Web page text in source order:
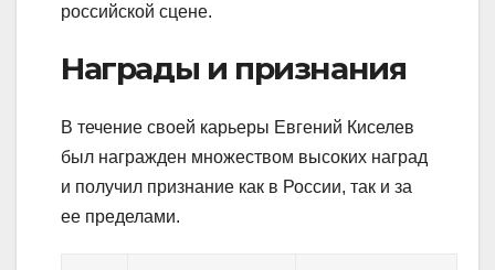
российской сцене.
Награды и признания
В течение своей карьеры Евгений Киселев
был награжден множеством высоких наград
и получил признание как в России, так и за
ее пределами.